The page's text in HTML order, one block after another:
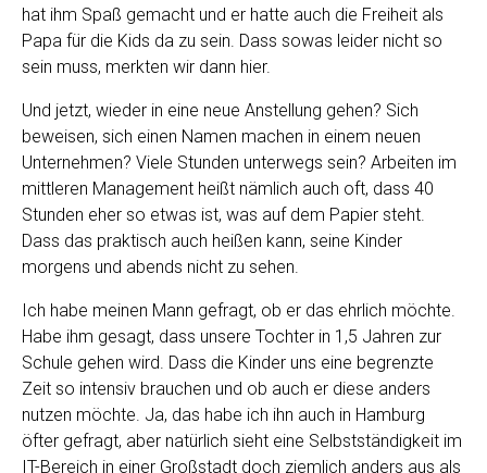
hat ihm Spaß gemacht und er hatte auch die Freiheit als
Papa für die Kids da zu sein. Dass sowas leider nicht so
sein muss, merkten wir dann hier.
Und jetzt, wieder in eine neue Anstellung gehen? Sich
beweisen, sich einen Namen machen in einem neuen
Unternehmen? Viele Stunden unterwegs sein? Arbeiten im
mittleren Management heißt nämlich auch oft, dass 40
Stunden eher so etwas ist, was auf dem Papier steht.
Dass das praktisch auch heißen kann, seine Kinder
morgens und abends nicht zu sehen.
Ich habe meinen Mann gefragt, ob er das ehrlich möchte.
Habe ihm gesagt, dass unsere Tochter in 1,5 Jahren zur
Schule gehen wird. Dass die Kinder uns eine begrenzte
Zeit so intensiv brauchen und ob auch er diese anders
nutzen möchte. Ja, das habe ich ihn auch in Hamburg
öfter gefragt, aber natürlich sieht eine Selbstständigkeit im
IT-Bereich in einer Großstadt doch ziemlich anders aus als